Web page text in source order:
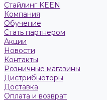
Стайлинг KEEN
Компания
Обучение
Стать партнером
Акции
Новости
Контакты
Розничные магазины
Дистрибьюторы
Доставка
Оплата и возврат